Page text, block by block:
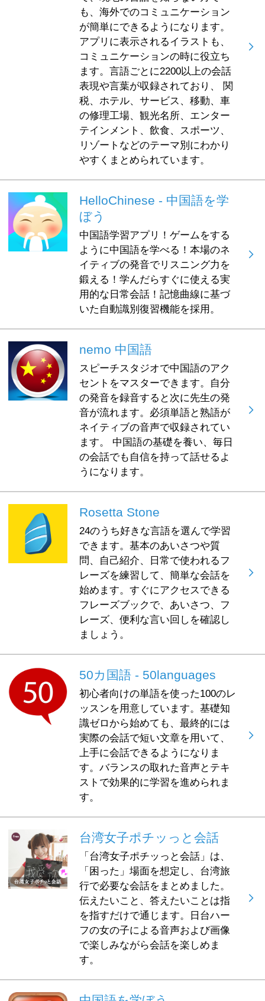
も、海外でのコミュニケーション
が簡単にできるようになります。
アプリに表示されるイラストも、
コミュニケーションの時に役立ち
ます。言語ごとに2200以上の会話
表現や言葉が収録されており、 関
税、ホテル、サービス、移動、車
の修理工場、観光名所、エンター
テインメント、飲食、スポーツ、
リゾートなどのテーマ別にわかり
やすくまとめられています。
HelloChinese - 中国語を学
ぼう
中国語学習アプリ！ゲームをする
ように中国語を学べる！本場のネ
イティブの発音でリスニング力を
鍛える！学んだらすぐに使える実
用的な日常会話！記憶曲線に基づ
いた自動識別復習機能を採用。
nemo 中国語
スピーチスタジオで中国語のアク
セントをマスターできます。自分
の発音を録音すると次に先生の発
音が流れます。必須単語と熟語が
ネイティブの音声で収録されてい
ます。 中国語の基礎を養い、毎日
の会話でも自信を持って話せるよ
うになります。
Rosetta Stone
24のうち好きな言語を選んで学習
できます。基本のあいさつや質
問、自己紹介、日常で使われるフ
レーズを練習して、簡単な会話を
始めます。すぐにアクセスできる
フレーズブックで、あいさつ、フ
レーズ、便利な言い回しを確認し
ましょう。
50カ国語 - 50languages
初心者向けの単語を使った100のレ
ッスンを用意しています。基礎知
識ゼロから始めても、最終的には
実際の会話で短い文章を用いて、
上手に会話できるようになりま
す。バランスの取れた音声とテキ
ストで効果的に学習を進められま
す。
台湾女子ポチッっと会話
「台湾女子ポチッっと会話」は、
「困った」場面を想定し、台湾旅
行で必要な会話をまとめました。
伝えたいこと、答えたいことは指
を指すだけで通じます。日台ハー
フの女の子による音声および画像
で楽しみながら会話を楽しめま
す。